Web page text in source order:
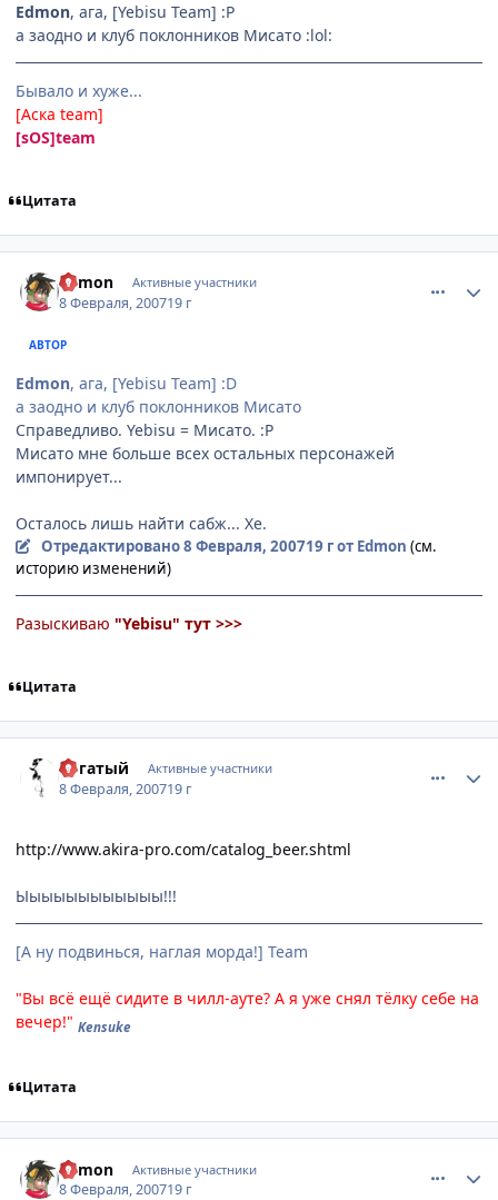
Edmon, ага, [Yebisu Team] :P
а заодно и клуб поклонников Мисато :lol:
Бывало и хуже...
[Аска team]
[sOS]team
Цитата
Edmon Активные участники
8 Февраля, 200719 г
АВТОР
Edmon, ага, [Yebisu Team] :D
а заодно и клуб поклонников Мисато
Справедливо. Yebisu = Мисато. :P
Мисато мне больше всех остальных персонажей
импонирует...
Осталось лишь найти сабж... Хе.
Отредактировано8 Февраля, 200719 гот Edmon (см.
историю изменений)
Разыскиваю "Yebisu" тут >>>
Цитата
Рогатый Активные участники
8 Февраля, 200719 г
http://www.akira-pro.com/catalog_beer.shtml
Ыыыыыыыыыыыы!!!
[А ну подвинься, наглая морда!] Team
"Вы всё ещё сидите в чилл-ауте? А я уже снял тёлку себе на
вечер!" Kensuke
Цитата
Edmon Активные участники
8 Февраля, 200719 г